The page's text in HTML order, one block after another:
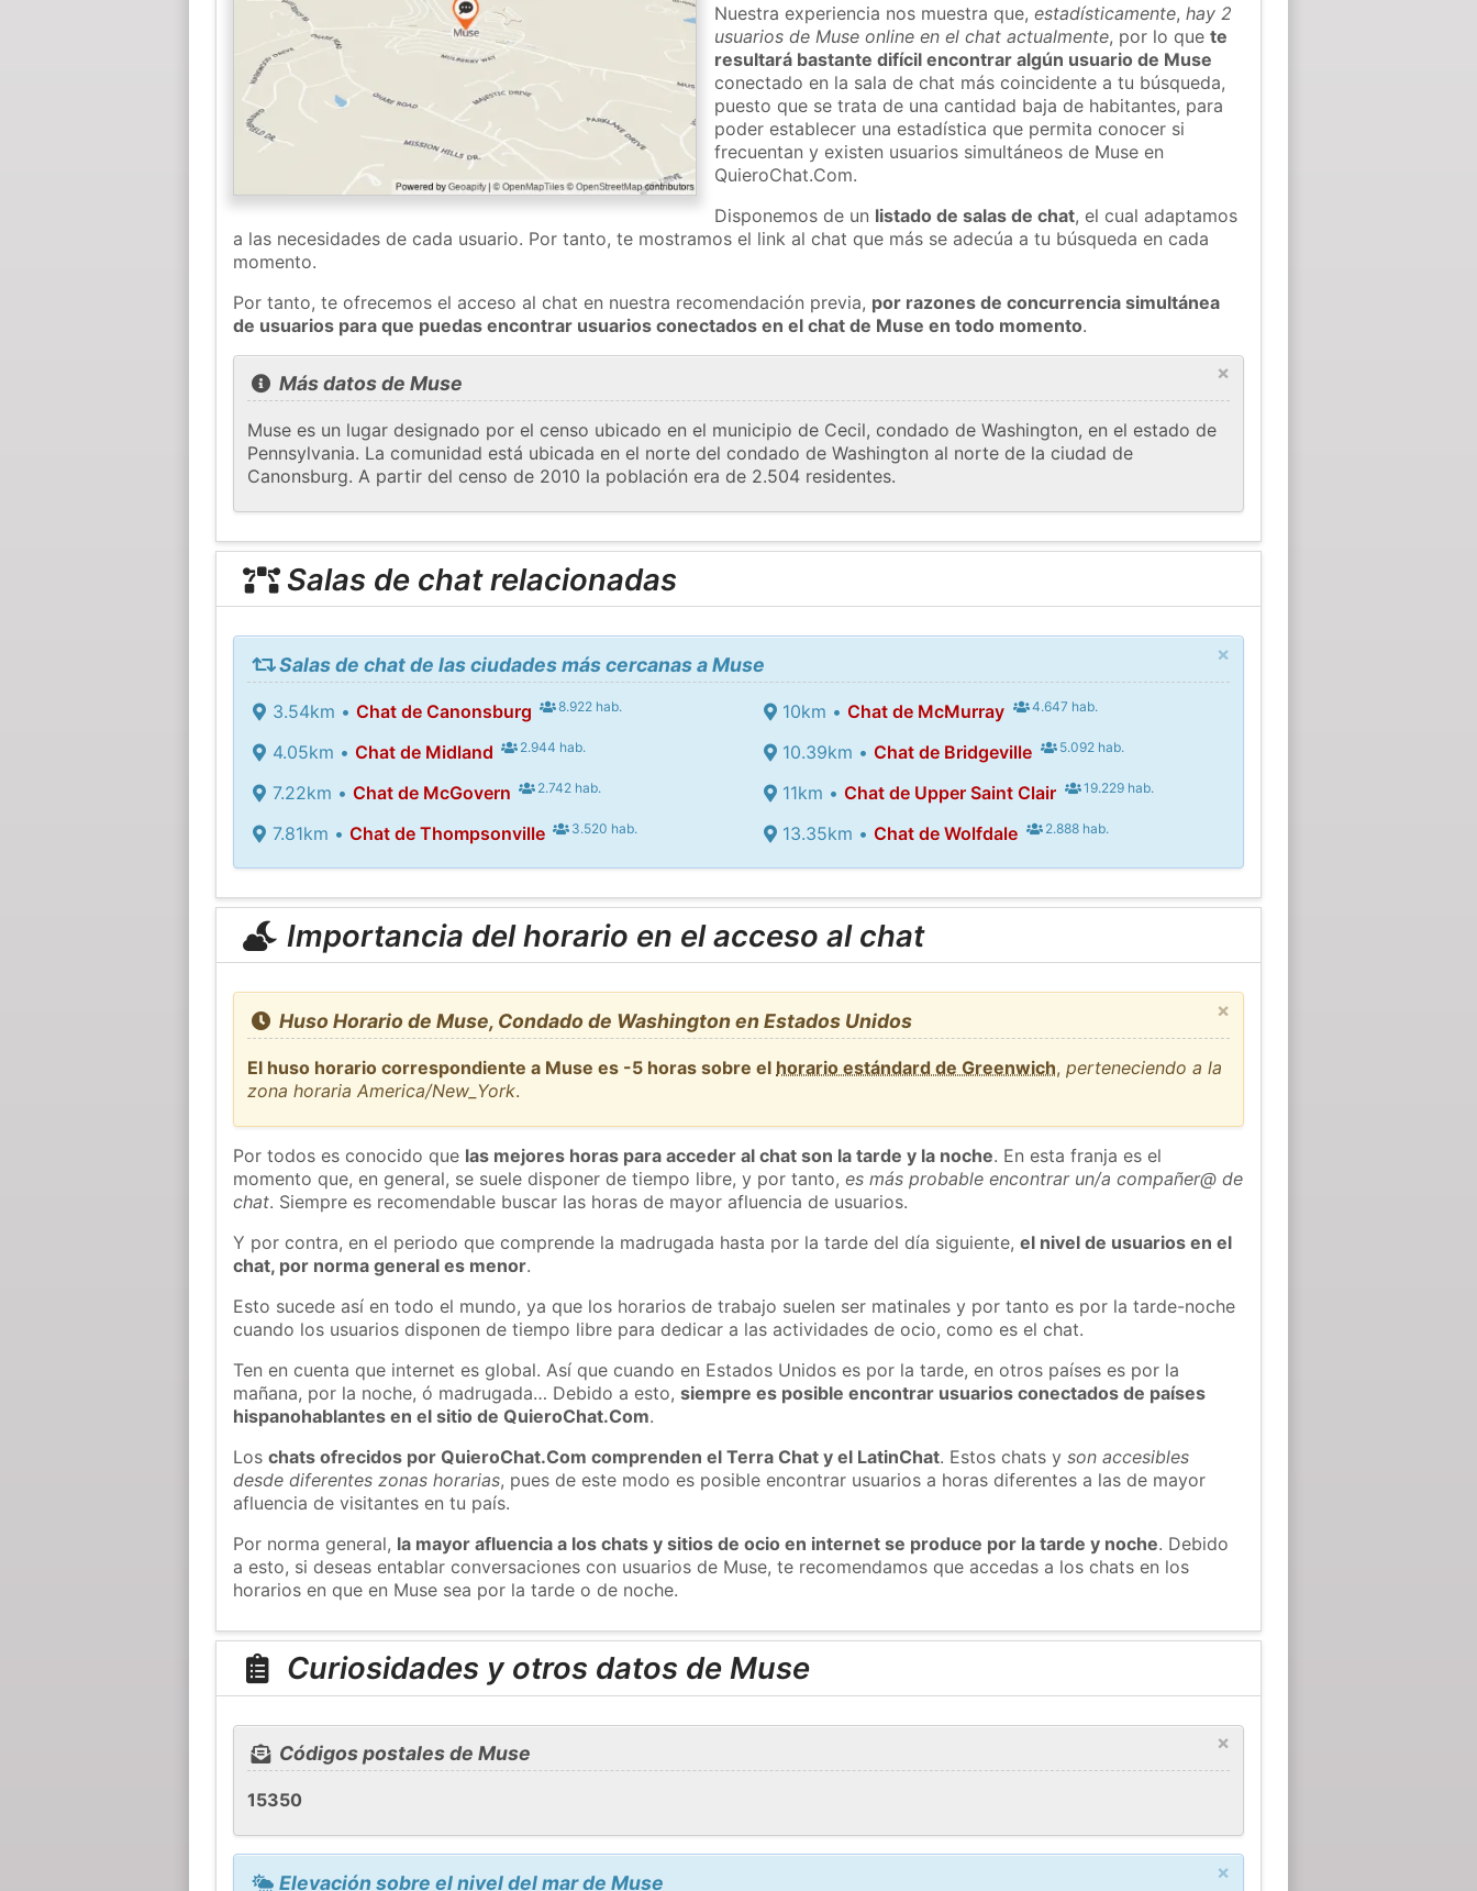
Nuestra experiencia nos muestra que,estadísticamente,hay 2
usuarios de Muse online en el chat actualmente, por lo quete
resultará bastante difícil encontrar algún usuario de Muse
conectado en la sala de chat más coincidente a tu búsqueda,
puesto que se trata de una cantidad baja de habitantes, para
poder establecer una estadística que permita conocer si
frecuentan y existen usuarios simultáneos de Muse en
QuieroChat.Com.
Disponemos de un listado de salas de chat, el cual adaptamos
a las necesidades de cada usuario. Por tanto, te mostramos el link al chat que más se adecúa a tu búsqueda en cada
momento.
Por tanto, te ofrecemos el acceso al chat en nuestra recomendación previa, por razones de concurrencia simultánea
de usuarios para que puedas encontrar usuarios conectados en el chat de Muse en todo momento.
×
Más datos de Muse
Muse es un lugar designado por el censo ubicado en el municipio de Cecil, condado de Washington, en el estado de
Pennsylvania. La comunidad está ubicada en el norte del condado de Washington al norte de la ciudad de
Canonsburg. A partir del censo de 2010 la población era de 2.504 residentes.
Salas de chat relacionadas
×
Salas de chat de las ciudades más cercanas a Muse
3.54km • Chat de Canonsburg 8.922 hab.
4.05km • Chat de Midland 2.944 hab.
7.22km • Chat de McGovern 2.742 hab.
7.81km • Chat de Thompsonville 3.520 hab.
10km •Chat de McMurray 4.647 hab.
10.39km •Chat de Bridgeville 5.092 hab.
11km •Chat de Upper Saint Clair 19.229 hab.
13.35km •Chat de Wolfdale 2.888 hab.
Importancia del horario en el acceso al chat
×
Huso Horario de Muse, Condado de Washington en Estados Unidos
El huso horario correspondiente a Muse es -5 horas sobre el horario estándard de Greenwich,perteneciendo a la
zona horaria America/New_York.
Por todos es conocido que las mejores horas para acceder al chat son la tarde y la noche. En esta franja es el
momento que, en general, se suele disponer de tiempo libre, y por tanto,es más probable encontrar un/a compañer@ de
chat. Siempre es recomendable buscar las horas de mayor afluencia de usuarios.
Y por contra, en el periodo que comprende la madrugada hasta por la tarde del día siguiente,el nivel de usuarios en el
chat, por norma general es menor.
Esto sucede así en todo el mundo, ya que los horarios de trabajo suelen ser matinales y por tanto es por la tarde-noche
cuando los usuarios disponen de tiempo libre para dedicar a las actividades de ocio, como es el chat.
Ten en cuenta que internet es global. Así que cuando en Estados Unidos es por la tarde, en otros países es por la
mañana, por la noche, ó madrugada… Debido a esto,siempre es posible encontrar usuarios conectados de países
hispanohablantes en el sitio de QuieroChat.Com.
Loschats ofrecidos por QuieroChat.Com comprenden el Terra Chat y el LatinChat. Estos chats yson accesibles
desde diferentes zonas horarias, pues de este modo es posible encontrar usuarios a horas diferentes a las de mayor
afluencia de visitantes en tu país.
Por norma general, la mayor afluencia a los chats y sitios de ocio en internet se produce por la tarde y noche. Debido
a esto, si deseas entablar conversaciones con usuarios de Muse, te recomendamos que accedas a los chats en los
horarios en que en Muse sea por la tarde o de noche.
Curiosidades y otros datos de Muse
×
Códigos postales de Muse
15350
×
Elevación sobre el nivel del mar de Muse